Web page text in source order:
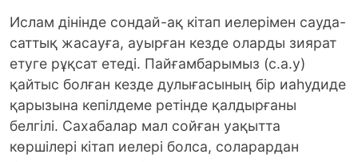
Ислам дінінде сондай-ақ кітап иелерімен сауда-
саттық жасауға, ауырған кезде оларды зиярат
етуге рұқсат етеді. Пайғамбарымыз (с.а.у)
қайтыс болған кезде дулығасының бір иаһудиде
қарызына кепілдеме ретінде қалдырғаны
белгілі. Сахабалар мал сойған уақытта
көршілері кітап иелері болса, соларардан